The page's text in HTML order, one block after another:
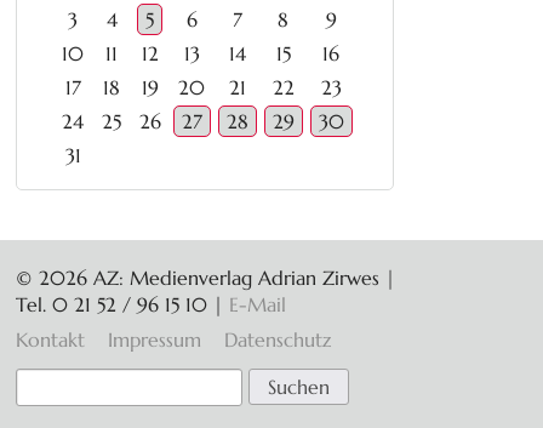
3
4 5 6 7 8
9
10
11 12 13 14 15
16
17
18 19 20 21 22
23
24
25 26 27 28 29
30
31
© 2026 AZ: Medienverlag Adrian Zirwes |
Tel. 0 21 52 / 96 15 10 | E-Mail
Navigation
überspringen
Kontakt Impressum Datenschutz